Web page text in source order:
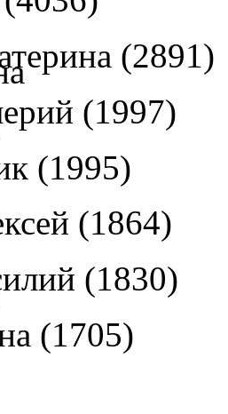
(2891)
(1997)
(1995)
(1864)
(1830)
(1705)